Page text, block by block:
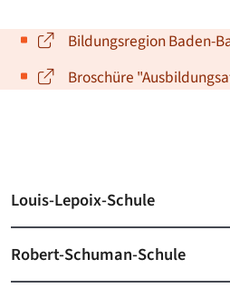
Bildungsregion Baden-
Broschüre
Louis-Lepoix-Schule
Robert-Schuman-Schule